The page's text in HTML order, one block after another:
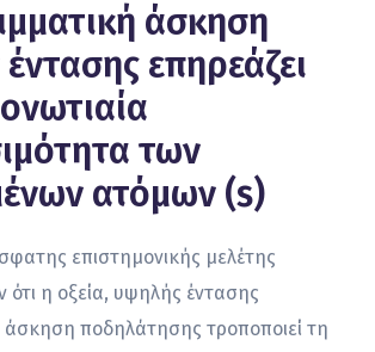
άσκηση
επηρεάζει
των
ατόμων (s)
επιστημονικής μελέτης
ότι η οξεία, υψηλής έντασης
άσκηση ποδηλάτησης τροποποιεί τη